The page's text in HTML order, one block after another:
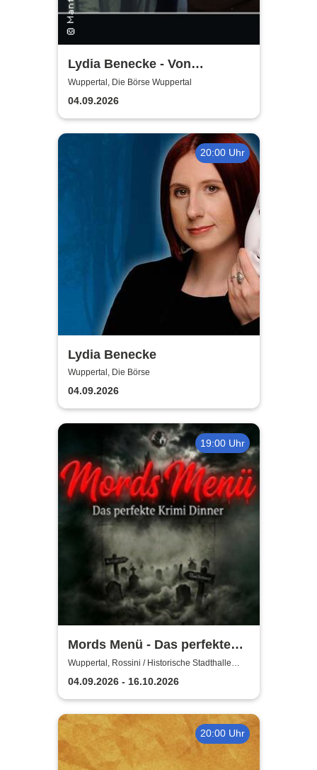
Lydia Benecke - Von
Hochstapelei, Betrug und
Gaslighting
Wuppertal, Die Börse Wuppertal
04.09.2026
20:00 Uhr
Lydia Benecke
Wuppertal, Die Börse
04.09.2026
19:00 Uhr
Mords Menü - Das perfekte
Krimi Dinner
Wuppertal, Rossini / Historische Stadthalle
Wuppertal
04.09.2026 - 16.10.2026
20:00 Uhr